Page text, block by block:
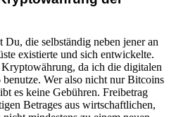
die selbständig neben jener an
existierte und sich entwickelte.
da ich die digitalen
Wer also nicht nur Bitcoins
es keine Gebühren. Freibetrag
Betrages aus wirtschaftlichen,